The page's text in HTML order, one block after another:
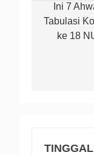
pos
Ini 7
Tabulasi
ke 18